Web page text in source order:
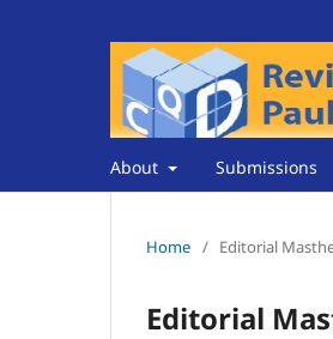
About Submissions
Home / Editorial
Editorial